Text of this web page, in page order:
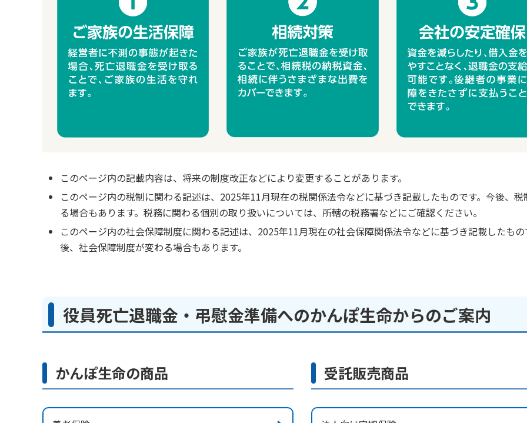
このページ内の記載内容は、将来の制度改正などにより変更することがあります。
このページ内の税制に関わる記述は、2025年11月現在の税関係法令などに基づき記載したものです。今後、税
る場合もあります。税務に関わる個別の取り扱いについては、所轄の税務署などにご確認ください。
このページ内の社会保障制度に関わる記述は、2025年11月現在の社会保障関係法令などに基づき記載したもの
後、社会保障制度が変わる場合もあります。
役員死亡退職金・弔慰金準備へのかんぽ生命からのご案内
かんぽ生命の商品 受託販売商品